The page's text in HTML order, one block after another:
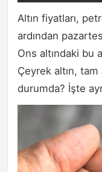
Altın fiyatları,
ardından
Ons altındaki bu
Çeyrek altın, tam
durumda? İşte